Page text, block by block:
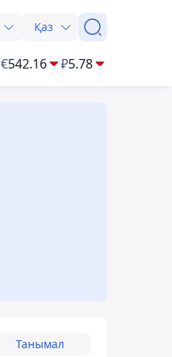
Қаз
€542.16 ₽5.78
Танымал